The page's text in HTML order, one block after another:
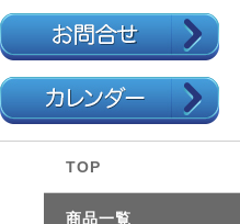
TOP
商品一覧